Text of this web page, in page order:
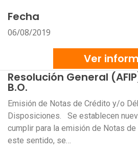
Fecha
06/08/2019
Ver
Resolución General
B.O.
Emisión de Notas de Crédito y/o
Disposiciones. Se establecen
cumplir para la emisión de Notas
este sentido, se…